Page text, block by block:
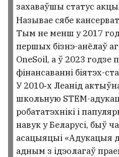
захаваўшы статус
Называе сябе
Тым не менш у 2017
першых бізнэ-анёлаў
OneSoil, а ў 2023 годзе
фінансаванні біятэх-
У 2010‑х Леанід
школьную STEM-
робататэхнікі і
навук у Беларусі, быў
асацыяцыі «Адукацыя
адным з ідэолагаў